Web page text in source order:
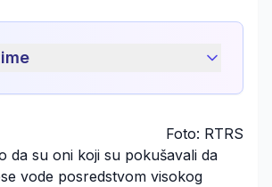
Foto: RTRS
da su oni koji su pokušavali da
vode posredstvom visokog